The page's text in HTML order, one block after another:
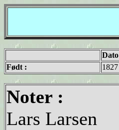
Dato
Født :
1827
Noter :
Lars Larsen